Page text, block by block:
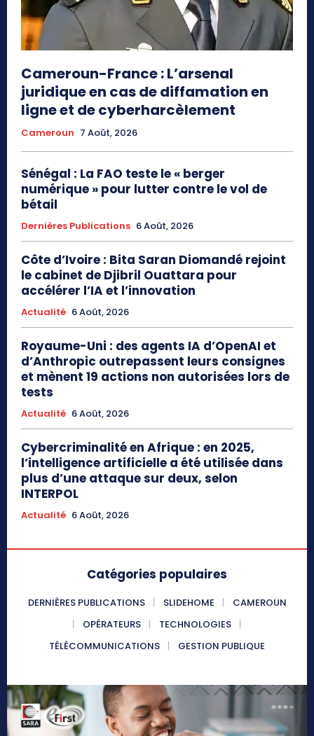
Cameroun-France : L’arsenal
juridique en cas de diffamation en
ligne et de cyberharcèlement
Cameroun 7 Août, 2026
Sénégal : La FAO teste le « berger
numérique » pour lutter contre le vol de
bétail
Dernières Publications 6 Août, 2026
Côte d’Ivoire : Bita Saran Diomandé rejoint
le cabinet de Djibril Ouattara pour
accélérer l’IA et l’innovation
Actualité 6 Août, 2026
Royaume-Uni : des agents IA d’OpenAI et
d’Anthropic outrepassent leurs consignes
et mènent 19 actions non autorisées lors de
tests
Actualité 6 Août, 2026
Cybercriminalité en Afrique : en 2025,
l’intelligence artificielle a été utilisée dans
plus d’une attaque sur deux, selon
INTERPOL
Actualité 6 Août, 2026
Catégories populaires
DERNIÈRES PUBLICATIONS SLIDEHOME
CAMEROUN
OPÉRATEURS
TECHNOLOGIES
TÉLÉCOMMUNICATIONS
GESTION PUBLIQUE